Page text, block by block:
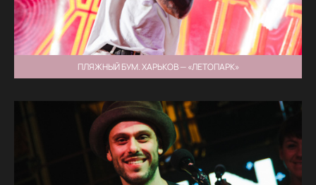
ПЛЯЖНЫЙ БУМ. ХАРЬКОВ — «ЛЕТОПАРК»